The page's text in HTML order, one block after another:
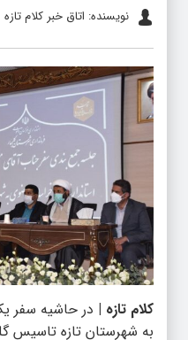
نویسنده: اتاق خبر کلام تازه
کلام تازه | در حاشیه سفر